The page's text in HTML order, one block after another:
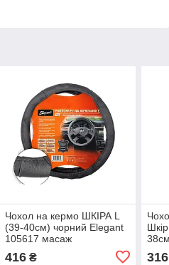
Чохол на кермо ШКІРА L
(39-40см) чорний Elegant
105617 масаж
416₴ 316